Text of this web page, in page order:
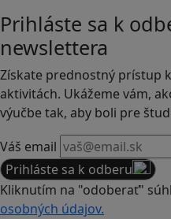
Prihláste sa k
newslettera
Získate prednostný prístup
aktivitách. Ukážeme vám,
výučbe tak, aby boli pre
Váš email
Prihláste sa k odberu
Kliknutím na "odoberať"
osobných údajov.